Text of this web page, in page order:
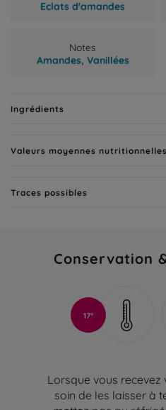
Eclats d'amandes
Notes
Amandes, Vanillées
Ingrédients
Valeurs moyennes
Traces possibles
Conservation
17°
Lorsque vous
soin de les laisser à